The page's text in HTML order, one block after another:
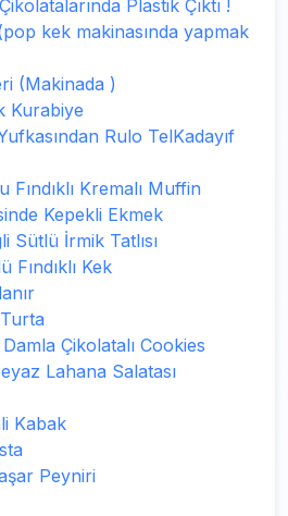
Plastik Çıktı !
kek makinasında yapmak
(Makinada )
Kurabiye
Rulo TelKadayıf
Kremalı Muffin
Kepekli Ekmek
Sütlü İrmik Tatlısı
Fındıklı Kek
Çikolatalı Cookies
Lahana Salatası
Kabak
Peyniri